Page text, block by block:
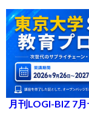
月刊LOGI-BIZ 7